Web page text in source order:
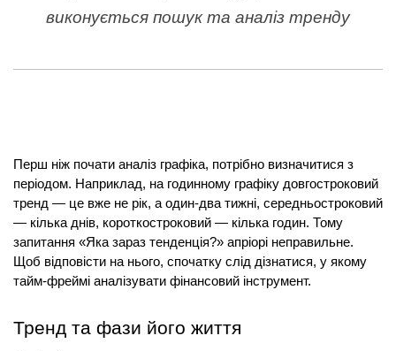
виконується пошук та аналіз тренду
Перш ніж почати аналіз графіка, потрібно визначитися з
періодом. Наприклад, на годинному графіку довгостроковий
тренд — це вже не рік, а один-два тижні, середньостроковий
— кілька днів, короткостроковий — кілька годин. Тому
запитання «Яка зараз тенденція?» апріорі неправильне.
Щоб відповісти на нього, спочатку слід дізнатися, у якому
тайм-фреймі аналізувати фінансовий інструмент.
Тренд та фази його життя